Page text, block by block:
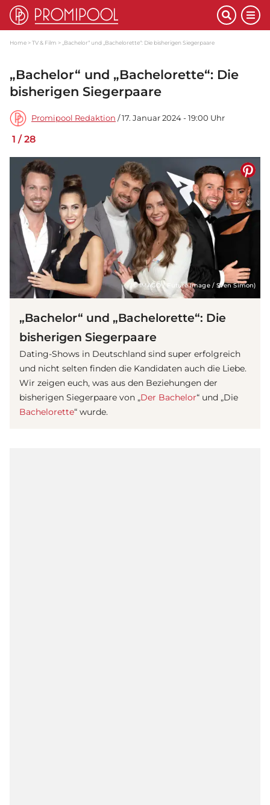
Home TV & Film „Bachelor“ und „Bachelorette“: Die bisherigen Siegerpaare
„Bachelor“ und „Bachelorette“: Die
bisherigen Siegerpaare
Promipool Redaktion / 17. Januar 2024 - 19:00 Uhr
1 /28
(© IMAGO / Future Image / Sven Simon)
„Bachelor“ und „Bachelorette“: Die
bisherigen Siegerpaare
Dating-Shows in Deutschland sind super erfolgreich
und nicht selten finden die Kandidaten auch die Liebe.
Wir zeigen euch, was aus den Beziehungen der
bisherigen Siegerpaare von „Der Bachelor“ und „Die
Bachelorette“ wurde.